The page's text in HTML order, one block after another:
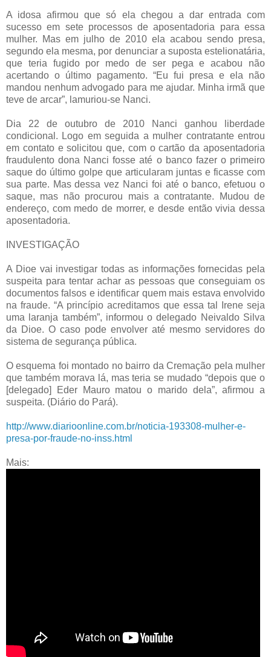
A idosa afirmou que só ela chegou a dar entrada com
sucesso em sete processos de aposentadoria para essa
mulher. Mas em julho de 2010 ela acabou sendo presa,
segundo ela mesma, por denunciar a suposta estelionatária,
que teria fugido por medo de ser pega e acabou não
acertando o último pagamento. “Eu fui presa e ela não
mandou nenhum advogado para me ajudar. Minha irmã que
teve de arcar”, lamuriou-se Nanci.
Dia 22 de outubro de 2010 Nanci ganhou liberdade
condicional. Logo em seguida a mulher contratante entrou
em contato e solicitou que, com o cartão da aposentadoria
fraudulento dona Nanci fosse até o banco fazer o primeiro
saque do último golpe que articularam juntas e ficasse com
sua parte. Mas dessa vez Nanci foi até o banco, efetuou o
saque, mas não procurou mais a contratante. Mudou de
endereço, com medo de morrer, e desde então vivia dessa
aposentadoria.
INVESTIGAÇÃO
A Dioe vai investigar todas as informações fornecidas pela
suspeita para tentar achar as pessoas que conseguiam os
documentos falsos e identificar quem mais estava envolvido
na fraude. “A princípio acreditamos que essa tal Irene seja
uma laranja também”, informou o delegado Neivaldo Silva
da Dioe. O caso pode envolver até mesmo servidores do
sistema de segurança pública.
O esquema foi montado no bairro da Cremação pela mulher
que também morava lá, mas teria se mudado “depois que o
[delegado] Eder Mauro matou o marido dela”, afirmou a
suspeita. (Diário do Pará).
http://www.diarioonline.com.br/noticia-193308-mulher-e-
presa-por-fraude-no-inss.html
Mais: